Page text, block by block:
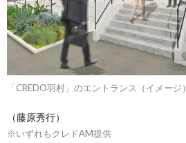
「CREDO羽村」のエントランス（イメージ）
（藤原秀行）
※いずれもクレドAM提供